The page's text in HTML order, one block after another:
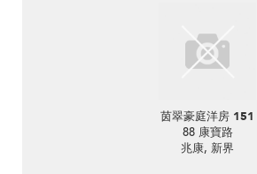
茵翠豪庭洋房 151
88 康寶路
兆康, 新界